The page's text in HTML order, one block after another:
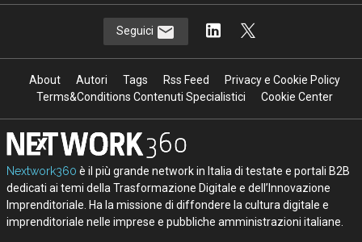
Seguici
About Autori Tags Rss Feed
Privacy e Cookie Policy
Terms&Conditions Contenuti Specialistici
Cookie Center
Nextwork360 è il più grande network in Italia di testate e portali B2B
dedicati ai temi della Trasformazione Digitale e dell’Innovazione
Imprenditoriale. Ha la missione di diffondere la cultura digitale e
imprenditoriale nelle imprese e pubbliche amministrazioni italiane.